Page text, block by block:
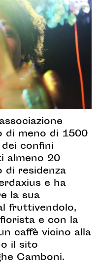
di meno di 1500
confini
almeno 20
di residenza
e ha
la sua
fruttivendolo,
e con la
caffè vicino alla
il sito
Camboni.